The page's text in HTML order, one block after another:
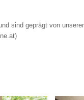
sind geprägt von
)